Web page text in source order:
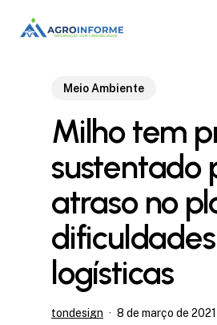
Meio Ambiente
Milho tem
sustentado
atraso no
dificuldades
logísticas
tondesign 8 de março de 2021